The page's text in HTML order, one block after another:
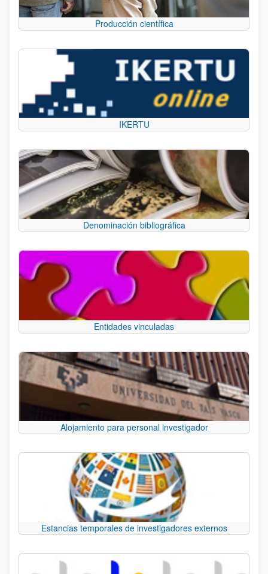
Producción científica
IKERTU
Denominación bibliográfica
Entidades vinculadas
Alojamiento para personal investigador
Estancias temporales de investigadores externos